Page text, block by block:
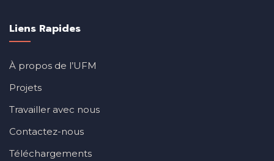
Liens Rapides
À propos de l’UFM
Projets
Travailler avec nous
Contactez-nous
Téléchargements